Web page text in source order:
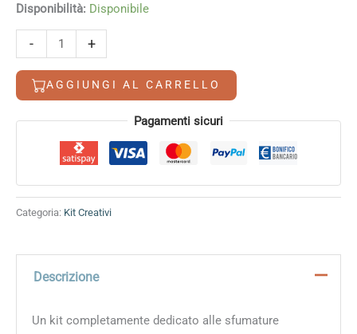
Disponibilità: Disponibile
-
Autonomia
Creativa
-
+
AGGIUNGI AL CARRELLO
Pagamenti sicuri
Categoria: Kit Creativi
Descrizione
Un kit completamente dedicato alle sfumature